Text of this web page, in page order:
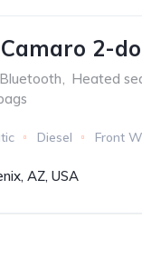
2-
Bluetooth, Heated
Diesel Front
AZ, USA